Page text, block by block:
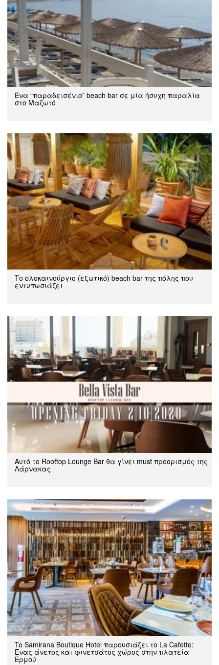
Ένα “παραδεισένιο” beach bar σε μία ήσυχη παραλία
στο Μαζωτό
Tο ολοκαινούργιο (εξωτικό) beach bar της πόλης που
εντυπωσιάζει
Αυτό το Rooftop Lounge Bar θα γίνει must προορισμός της
Λάρνακας
To Samirana Boutique Hotel παρουσιάζει το La Cafette:
Ένας άνετος και φινετσάτος χώρος στην πλατεία
Ερμού